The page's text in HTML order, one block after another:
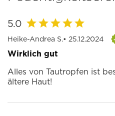
5.0
Heike-Andrea S.• 25.12.2024
Wirklich gut
Alles von Tautropfen ist
ältere Haut!